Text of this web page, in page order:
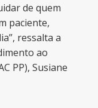
de quem
paciente,
ressalta a
ao
PP), Susiane